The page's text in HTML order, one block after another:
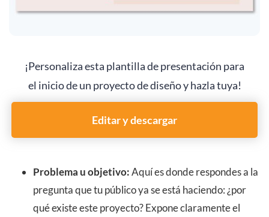
¡Personaliza esta plantilla de presentación para
el inicio de un proyecto de diseño y hazla tuya!
Editar y descargar
Problema u objetivo:Aquí es donde respondes a la
pregunta que tu público ya se está haciendo: ¿por
qué existe este proyecto? Expone claramente el